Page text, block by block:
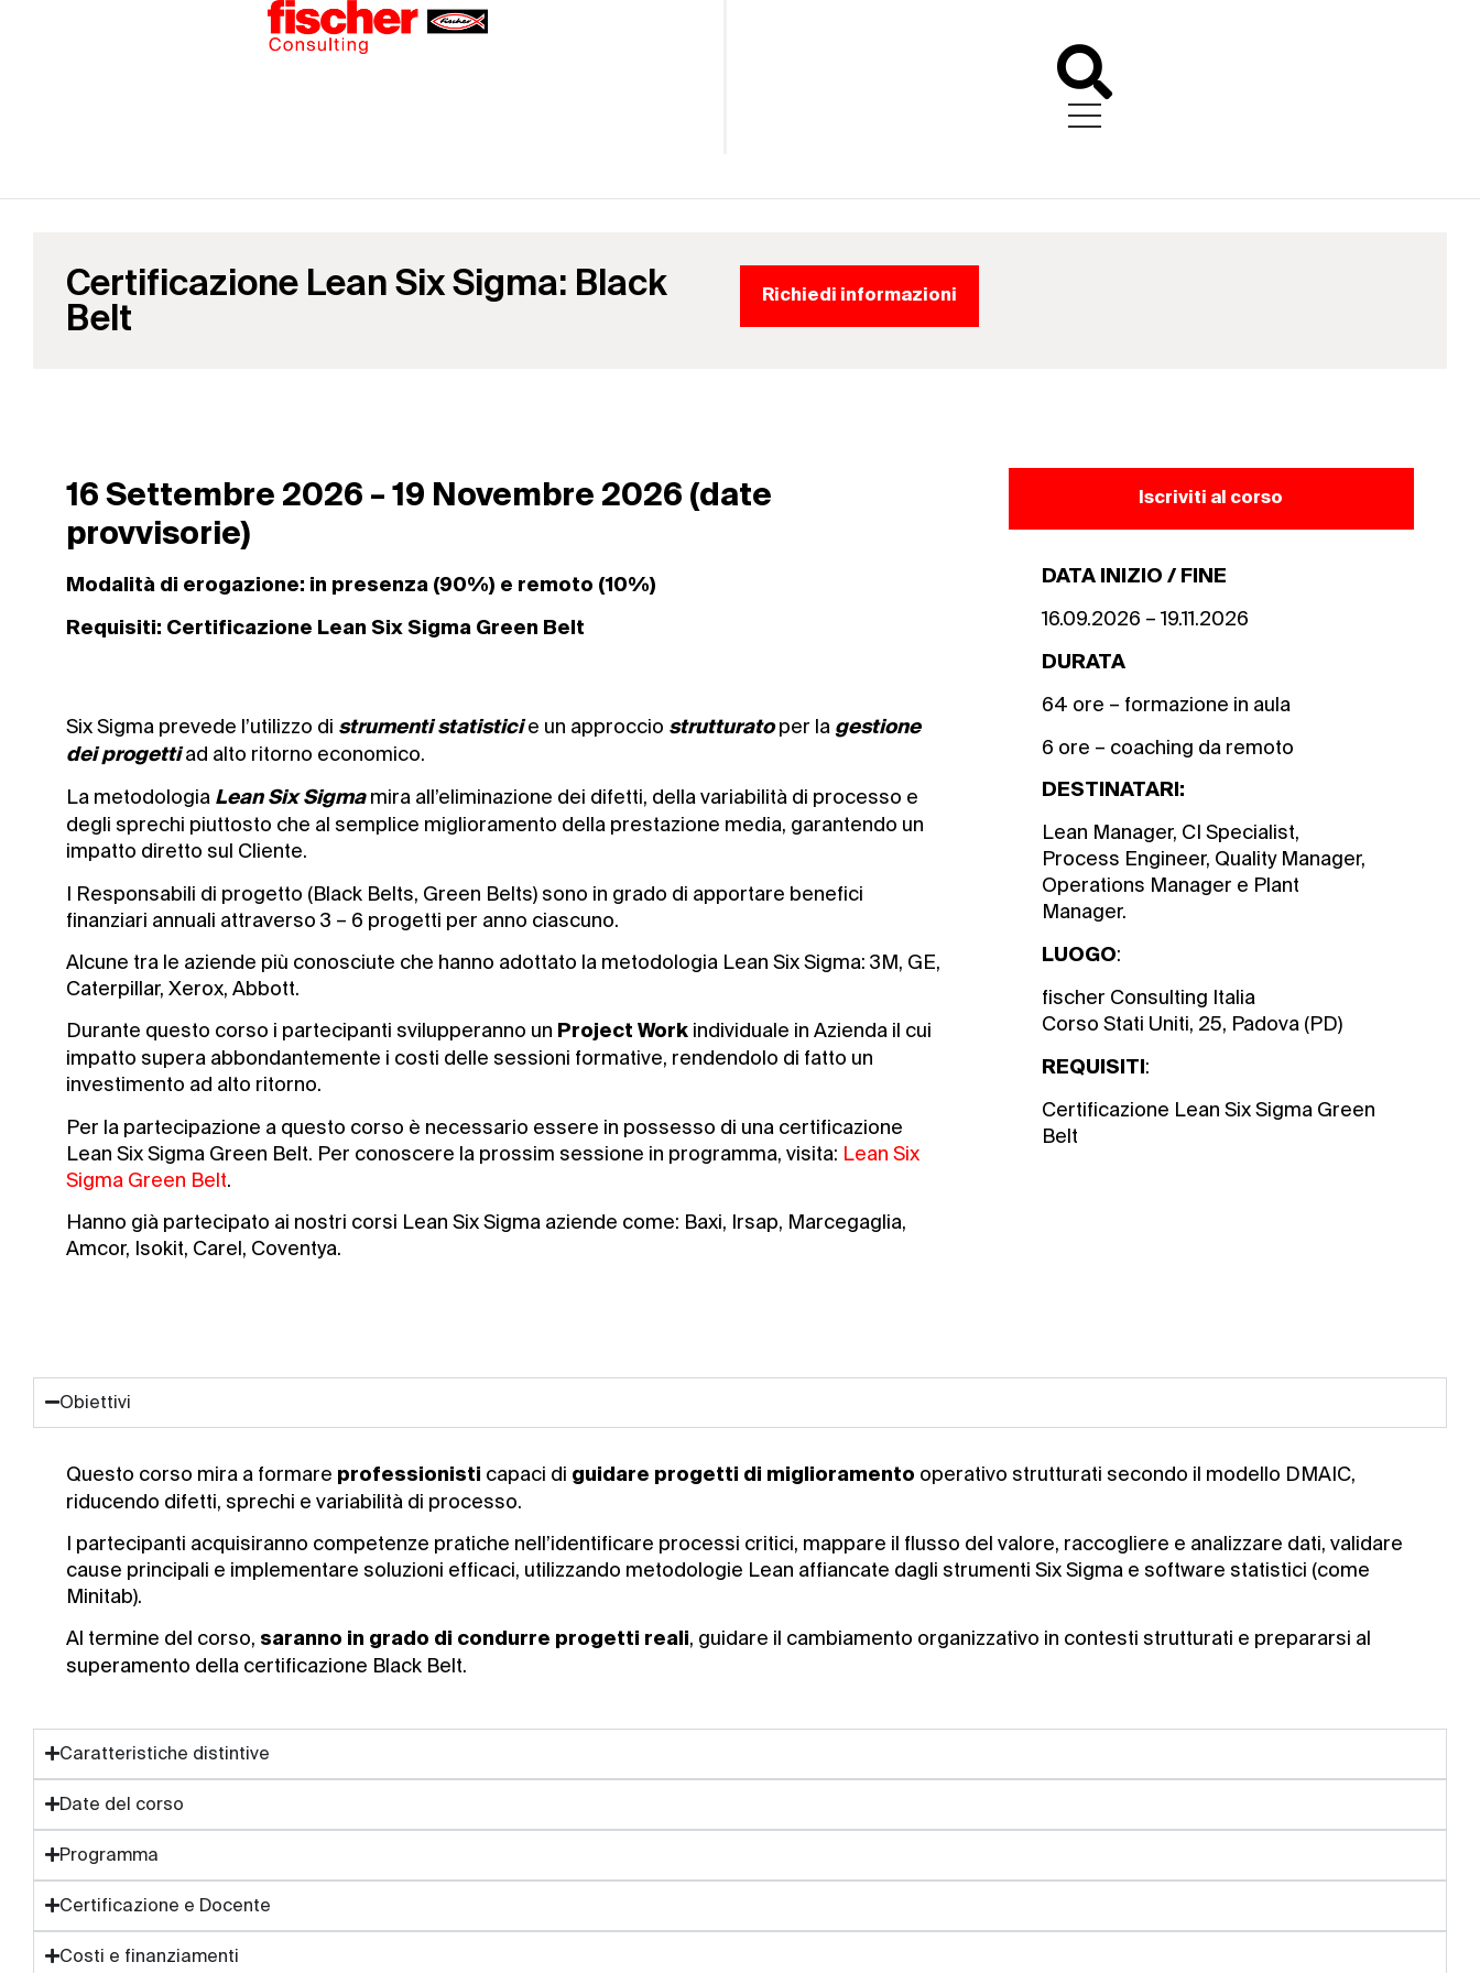
Certificazione Lean Six Sigma: Black
Belt Richiedi informazioni
16 Settembre 2026 – 19 Novembre 2026 (date
provvisorie)
Modalità di erogazione: in presenza (90%) e remoto (10%)
Requisiti: Certificazione Lean Six Sigma Green Belt
Six Sigma prevede l’utilizzo di strumenti statisticie un approccio strutturatoper la gestione
dei progettiad alto ritorno economico.
La metodologia Lean Six Sigmamira all’eliminazione dei difetti, della variabilità di processo e
degli sprechi piuttosto che al semplice miglioramento della prestazione media, garantendo un
impatto diretto sul Cliente.
I Responsabili di progetto (Black Belts, Green Belts) sono in grado di apportare benefici
finanziari annuali attraverso 3 – 6 progetti per anno ciascuno.
Alcune tra le aziende più conosciute che hanno adottato la metodologia Lean Six Sigma: 3M, GE,
Caterpillar, Xerox, Abbott.
Durante questo corso i partecipanti svilupperanno un Project Work individuale in Azienda il cui
impatto supera abbondantemente i costi delle sessioni formative, rendendolo di fatto un
investimento ad alto ritorno.
Per la partecipazione a questo corso è necessario essere in possesso di una certificazione
Lean Six Sigma Green Belt. Per conoscere la prossim sessione in programma, visita: Lean Six
Sigma Green Belt.
Hanno già partecipato ai nostri corsi Lean Six Sigma aziende come: Baxi, Irsap, Marcegaglia,
Amcor, Isokit, Carel, Coventya.
Iscriviti al corso
DATA INIZIO / FINE
16.09.2026 – 19.11.2026
DURATA
64 ore – formazione in aula
6 ore – coaching da remoto
DESTINATARI:
Lean Manager, CI Specialist,
Process Engineer, Quality Manager,
Operations Manager e Plant
Manager.
LUOGO:
fischer Consulting Italia
Corso Stati Uniti, 25, Padova (PD)
REQUISITI :
Certificazione Lean Six Sigma Green
Belt
Obiettivi
Questo corso mira a formare professionisti capaci di guidare progetti di miglioramento operativo strutturati secondo il modello DMAIC,
riducendo difetti, sprechi e variabilità di processo.
I partecipanti acquisiranno competenze pratiche nell’identificare processi critici, mappare il flusso del valore, raccogliere e analizzare dati, validare
cause principali e implementare soluzioni efficaci, utilizzando metodologie Lean affiancate dagli strumenti Six Sigma e software statistici (come
Minitab).
Al termine del corso, saranno in grado di condurre progetti reali, guidare il cambiamento organizzativo in contesti strutturati e prepararsi al
superamento della certificazione Black Belt.
Caratteristiche distintive
Date del corso
Programma
Certificazione e Docente
Costi e finanziamenti